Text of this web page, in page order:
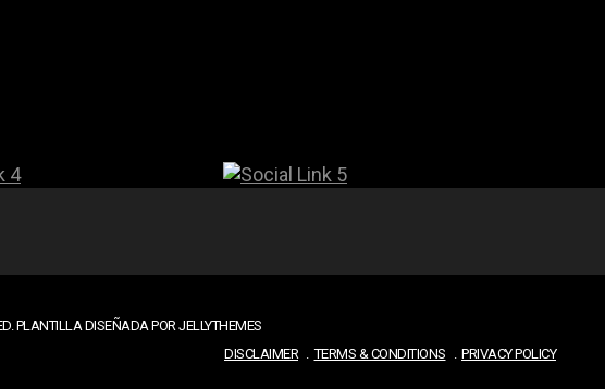
PLANTILLA DISEÑADA POR JELLYTHEMES
DISCLAIMER
TERMS & CONDITIONS PRIVACY POLICY